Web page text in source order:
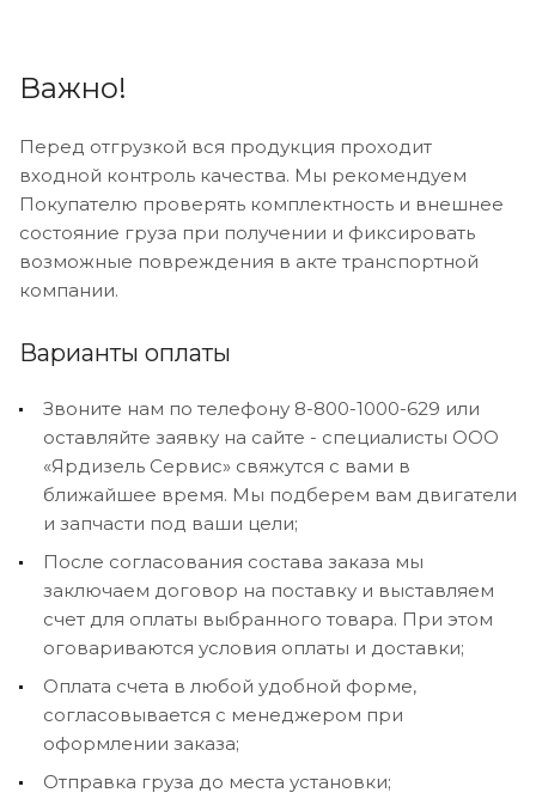
Важно!
Перед отгрузкой вся продукция проходит
входной контроль качества. Мы рекомендуем
Покупателю проверять комплектность и внешнее
состояние груза при получении и фиксировать
возможные повреждения в акте транспортной
компании.
Варианты оплаты
Звоните нам по телефону 8-800-1000-629 или
оставляйте заявку на сайте - специалисты ООО
«Ярдизель Сервис» свяжутся с вами в
ближайшее время. Мы подберем вам двигатели
и запчасти под ваши цели;
После согласования состава заказа мы
заключаем договор на поставку и выставляем
счет для оплаты выбранного товара. При этом
оговариваются условия оплаты и доставки;
Оплата счета в любой удобной форме,
согласовывается с менеджером при
оформлении заказа;
Отправка груза до места установки;